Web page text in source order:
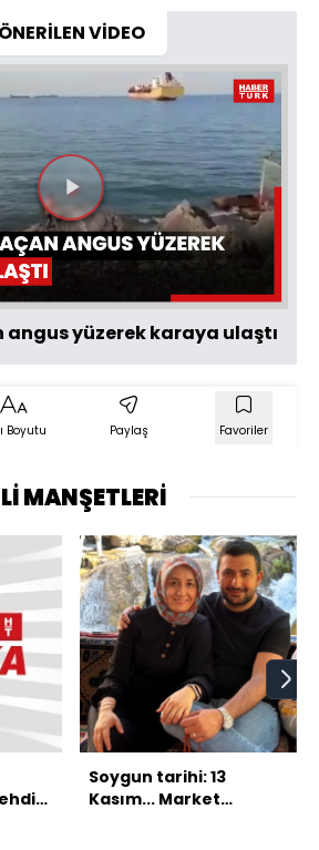
ÖNERİLEN VİDEO
Videoyu
Oynat
angus yüzerek karaya ulaştı
Boyutu Paylaş Favoriler
MANŞETLERİ
Soygun tarihi: 13
Kasım... Market